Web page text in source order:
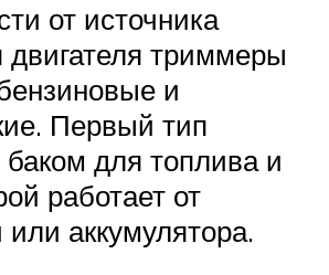
от источника
двигателя триммеры
и
Первый тип
для топлива и
работает от
или аккумулятора.